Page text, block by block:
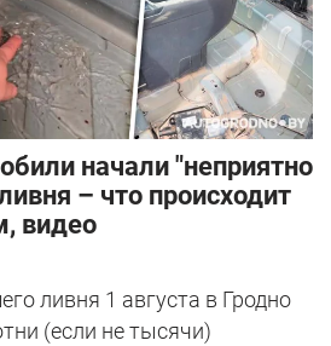
начали "неприятно
– что происходит
видео
ливня 1 августа в Гродно
(если не тысячи)